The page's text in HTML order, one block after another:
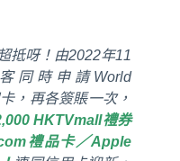
抵呀！由2022年11
同時申請World
，再各簽賬一次，
HKTVmall禮券
禮品卡／Apple